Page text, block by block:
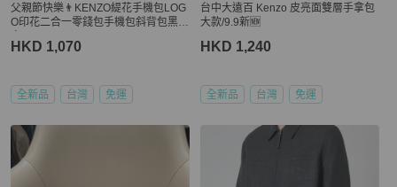
父親節快樂👨KENZO緹花手機包LOG
O印花二合一零錢包手機包斜背包黑/
HKD 1,070
全新品 台灣 免運
台中大遠百 Kenzo 皮亮面雙層手拿包
大款/9.9新🆕
HKD 1,240
全新品 台灣 免運